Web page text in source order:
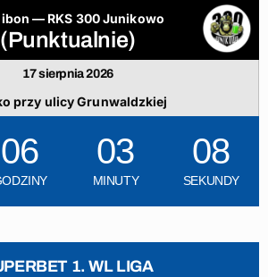
— RKS 300 Junikowo
(Punktualnie)
17 sierpnia 2026
przy ulicy Grunwaldzkiej
06 03
MINUTY
07
SEKUNDY
1. WL LIGA